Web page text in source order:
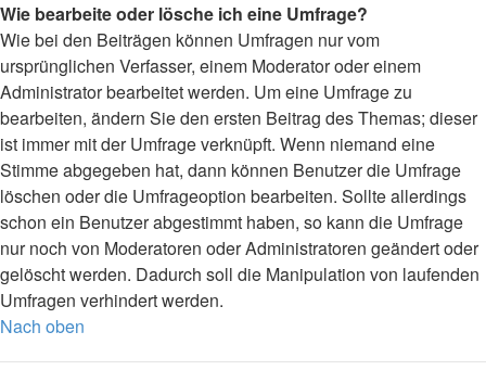
Wie bearbeite oder lösche ich eine Umfrage?
Wie bei den Beiträgen können Umfragen nur vom
ursprünglichen Verfasser, einem Moderator oder einem
Administrator bearbeitet werden. Um eine Umfrage zu
bearbeiten, ändern Sie den ersten Beitrag des Themas; dieser
ist immer mit der Umfrage verknüpft. Wenn niemand eine
Stimme abgegeben hat, dann können Benutzer die Umfrage
löschen oder die Umfrageoption bearbeiten. Sollte allerdings
schon ein Benutzer abgestimmt haben, so kann die Umfrage
nur noch von Moderatoren oder Administratoren geändert oder
gelöscht werden. Dadurch soll die Manipulation von laufenden
Umfragen verhindert werden.
Nach oben